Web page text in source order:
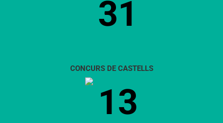
31
CONCURS DE CASTELLS
13